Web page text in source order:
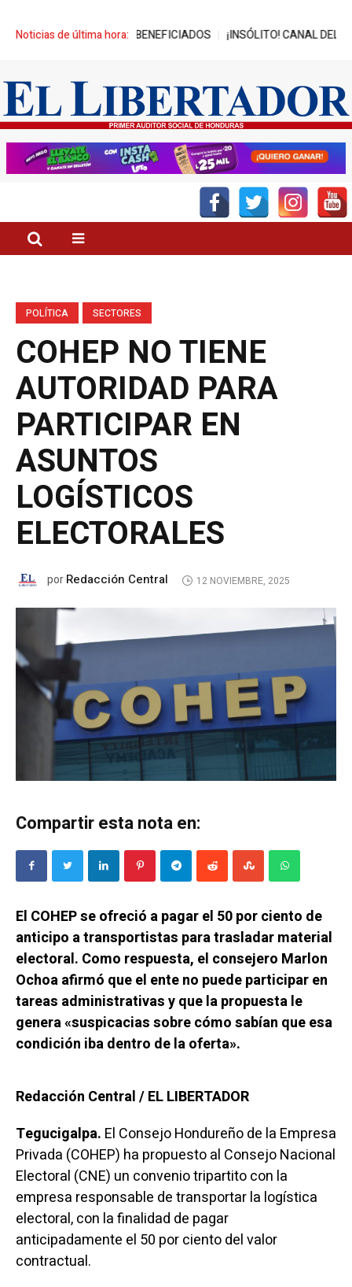
Noticias de última hora:
MIL JÓVENES BENEFICIADOS ¡INSÓLITO! CANAL DEL
POLÍTICA SECTORES
COHEP NO TIENE
AUTORIDAD PARA
PARTICIPAR EN
ASUNTOS
LOGÍSTICOS
ELECTORALES
porRedacción Central 12 NOVIEMBRE, 2025
Compartir esta nota en:
El COHEP se ofreció a pagar el 50 por ciento de
anticipo a transportistas para trasladar material
electoral. Como respuesta, el consejero Marlon
Ochoa afirmó que el ente no puede participar en
tareas administrativas y que la propuesta le
genera «suspicacias sobre cómo sabían que esa
condición iba dentro de la oferta».
Redacción Central / EL LIBERTADOR
Tegucigalpa. El Consejo Hondureño de la Empresa
Privada (COHEP) ha propuesto al Consejo Nacional
Electoral (CNE) un convenio tripartito con la
empresa responsable de transportar la logística
electoral, con la finalidad de pagar
anticipadamente el 50 por ciento del valor
contractual.